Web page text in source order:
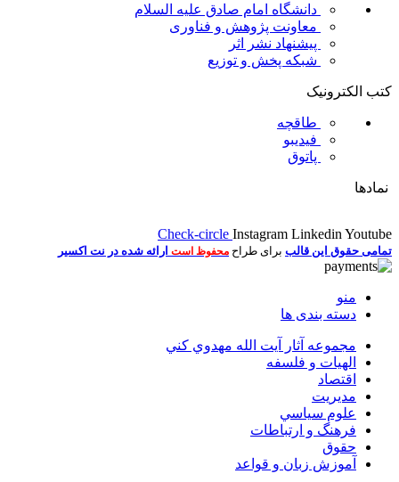
دانشگاه امام صادق علیه السلام
معاونت پژوهش و فناوری
پیشنهاد نشر اثر
شبکه پخش و توزیع
کتب الکترونیک
طاقچه
فیدیبو
پاتوق
نمادها
Check-circle Instagram Linkedin Youtube
تمامی حقوق این قالب برای طراح محفوظ است ارائه شده در نت اکسیر
منو
دسته بندی ها
مجموعه آثار آيت الله مهدوي كني
الهیات و فلسفه
اقتصاد
مديريت
علوم سياسي
فرهنگ و ارتباطات
حقوق
آموزش زبان و قواعد